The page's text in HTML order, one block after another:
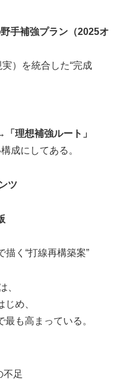
手補強プラン（2025オ
）を統合した“完成
理想補強ルート」
成にしてある。
ツ
く“打線再構築案”
、
じめ、
も高まっている。
不足